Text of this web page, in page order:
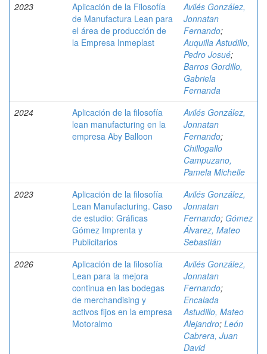
2023
Aplicación de la Filosofía
de Manufactura Lean para
el área de producción de
la Empresa Inmeplast
Avilés González,
Jonnatan
Fernando;
Auquilla Astudillo,
Pedro Josué;
Barros Gordillo,
Gabriela
Fernanda
2024
Aplicación de la filosofía
lean manufacturing en la
empresa Aby Balloon
Avilés González,
Jonnatan
Fernando;
Chillogallo
Campuzano,
Pamela Michelle
2023
Aplicación de la filosofía
Lean Manufacturing. Caso
de estudio: Gráficas
Gómez Imprenta y
Publicitarios
Avilés González,
Jonnatan
Fernando; Gómez
Álvarez, Mateo
Sebastián
2026
Aplicación de la filosofía
Lean para la mejora
continua en las bodegas
de merchandising y
activos fijos en la empresa
Motoralmo
Avilés González,
Jonnatan
Fernando;
Encalada
Astudillo, Mateo
Alejandro; León
Cabrera, Juan
David